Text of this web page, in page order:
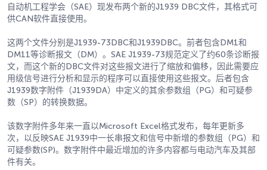
自动机工程学会（SAE）现发布两个新的J1939 DBC文件，其格式可
供CAN软件直接使用。
这两个文件分别是J1939-73DBC和J1939DBC。前者包含DM1和
DM11等诊断报文（DM）。SAE J1939-73规范定义了约60条诊断报
文，而这个新的DBC文件对这些报文进行了缩放和偏移，因此需要应
用级信号进行分析和显示的程序可以直接使用这些报文。后者包含
J1939数字附件（J1939DA）中定义的其余参数组（PG）和可疑参
数（SP）的转换数据。
该数字附件多年来一直以Microsoft Excel格式发布，每年更新多
次，以反映SAE J1939中一长串报文和信号中新增的参数组（PG）和
可疑参数(SP)。数字附件中最近增加的许多内容都与电动汽车及其部
件有关。